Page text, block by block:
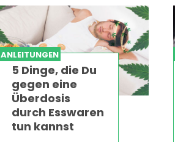
ANLEITUNGEN
5 Dinge, die Du
gegen eine
Überdosis
durch Esswaren
tun kannst